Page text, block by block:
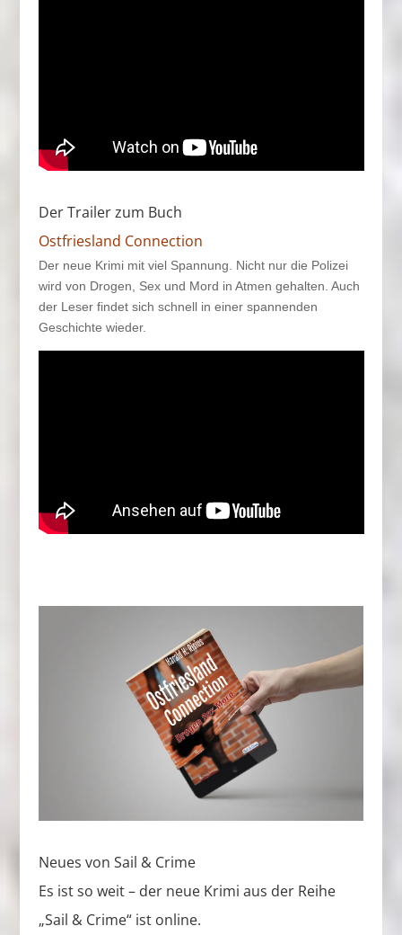
Der Trailer zum Buch
Ostfriesland Connection
Der neue Krimi mit viel Spannung. Nicht nur die Polizei
wird von Drogen, Sex und Mord in Atmen gehalten. Auch
der Leser findet sich schnell in einer spannenden
Geschichte wieder.
Neues von Sail & Crime
Es ist so weit – der neue Krimi aus der Reihe
„Sail & Crime“ ist online.